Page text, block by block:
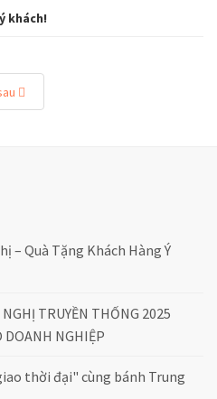
khách!
– Quà Tặng Khách Hàng Ý
TRUYỀN THỐNG 2025
DOANH NGHIỆP
thời đại" cùng bánh Trung